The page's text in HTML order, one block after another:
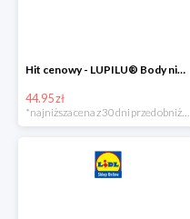
Hit cenowy - LUPILU® Body niemowlęce z biobawełny, z krótkim rękawem, 5 sztuk
44.95 zł
*najniższa cena z 30 dni przed obniżką